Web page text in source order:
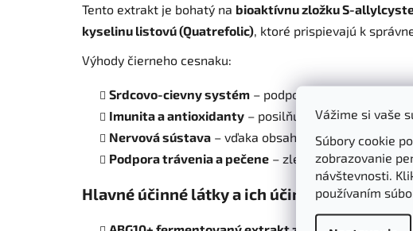
Vážime si vaše
Súbory cookie
zobrazovanie
návštevnosti.
používaním
Tento extrakt je bohatý na bioaktívnu zložku S-
kyselinu listovú (Quatrefolic), ktoré prispievajú k
Výhody čierneho cesnaku:
Srdcovo-cievny systém – podporuje zdravie srdca,
Imunita a antioxidanty – posilňuje
Nervová sústava – vďaka obsahu vitamínov
Podpora trávenia a pečene – zlepšuje
Hlavné účinné látky a ich účinky: